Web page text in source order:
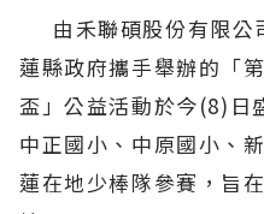
由禾聯碩股份有限公
蓮縣政府攜手舉辦的「
盃」公益活動於今(8)日
中正國小、中原國小、
蓮在地少棒隊參賽，旨